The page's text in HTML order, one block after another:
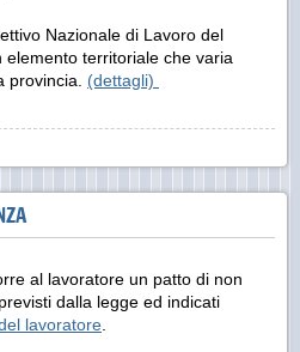
Nazionale di Lavoro del
territoriale che varia
provincia. (dettagli)
al lavoratore un patto di non
dalla legge ed indicati
lavoratore